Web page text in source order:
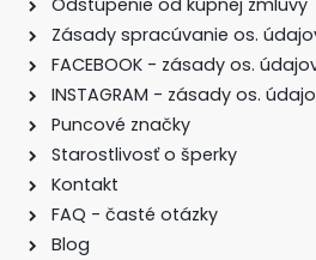
Zásady spracúvanie os.
FACEBOOK - zásady os.
INSTAGRAM - zásady os.
Puncové značky
Starostlivosť o šperky
Kontakt
FAQ - časté otázky
Blog